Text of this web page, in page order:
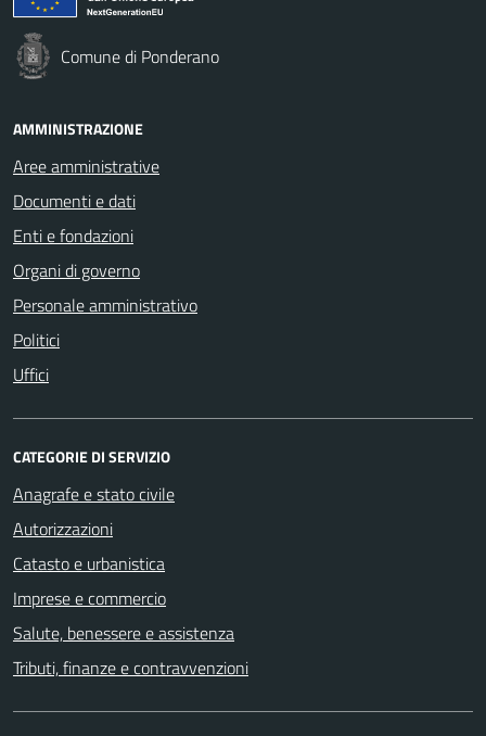
Comune di Ponderano
AMMINISTRAZIONE
Aree amministrative
Documenti e dati
Enti e fondazioni
Organi di governo
Personale amministrativo
Politici
Uffici
CATEGORIE DI SERVIZIO
Anagrafe e stato civile
Autorizzazioni
Catasto e urbanistica
Imprese e commercio
Salute, benessere e assistenza
Tributi, finanze e contravvenzioni